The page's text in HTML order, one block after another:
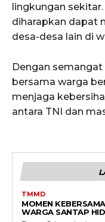
lingkungan
diharapkan dapat
desa-desa lain di
Dengan
bersama warga
menjaga
antara TNI dan
TMMD
MOMEN
WARGA SANTAP